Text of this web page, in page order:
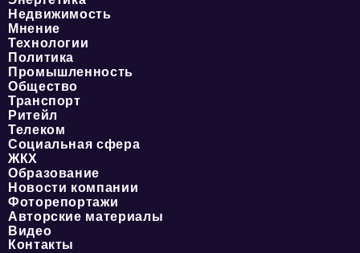
Недвижимость
Мнение
Технологии
Политика
Промышленность
Общество
Транспорт
Ритейл
Телеком
Социальная сфера
ЖКХ
Образование
Новости компании
Фоторепортажи
Авторские материалы
Видео
Контакты